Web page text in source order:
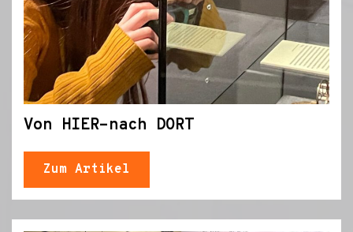
Von HIER-nach DORT
Zum Artikel